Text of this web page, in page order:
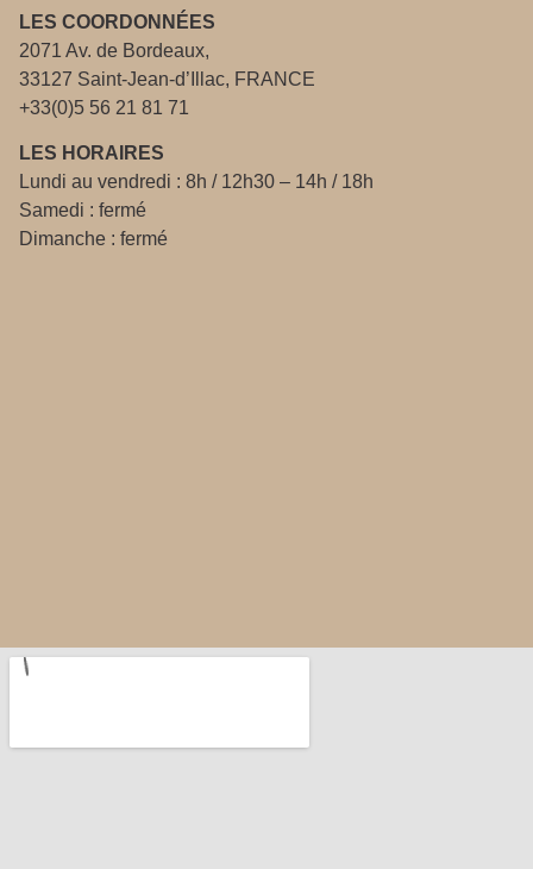
LES COORDONNÉES
2071 Av. de Bordeaux,
33127 Saint-Jean-d’Illac, FRANCE
+33(0)5 56 21 81 71
LES HORAIRES
Lundi au vendredi : 8h / 12h30 – 14h / 18h
Samedi : fermé
Dimanche : fermé